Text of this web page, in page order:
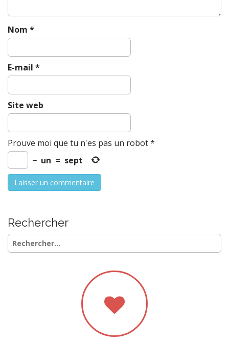
Nom *
E-mail *
Site web
Prouve moi que tu n'es pas un robot*
− un = sept
Rechercher
Rechercher :